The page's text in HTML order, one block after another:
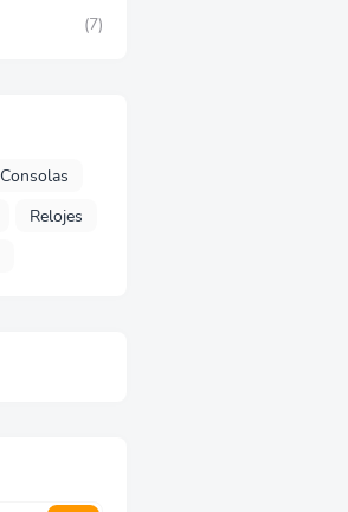
(7)
Consolas
Relojes